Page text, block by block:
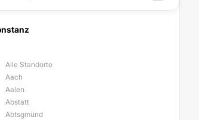
Alle Standorte
Aach
Aalen
Abstatt
Abtsgmünd